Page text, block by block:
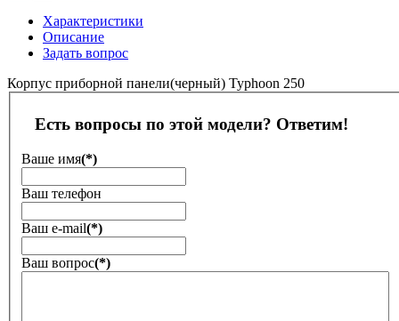
Характеристики
Описание
Задать вопрос
Корпус приборной панели(черный) Typhoon 250
Есть вопросы по этой модели? Ответим!
Ваше имя(*)
Ваш телефон
Ваш е-mail(*)
Ваш вопрос(*)